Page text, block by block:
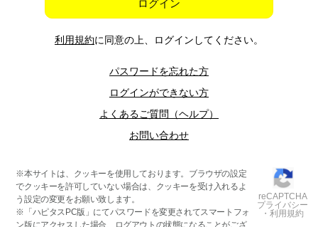
ログイン
利用規約に同意の上、ログインしてください。
パスワードを忘れた方
ログインができない方
よくあるご質問（ヘルプ）
お問い合わせ
※本サイトは、クッキーを使用しております。ブラウザの設定
でクッキーを許可していない場合は、クッキーを受け入れるよ
う設定の変更をお願い致します。
※「ハピタスPC版」にてパスワードを変更されてスマートフォ
ン版にアクセスした場合、ログアウトの状態になることがござ
reCAPTCHA
プライバシー
・利用規約